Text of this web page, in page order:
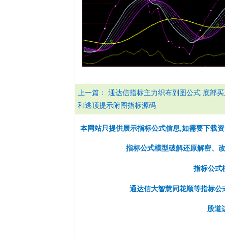
上一篇： 通达信指标主力织布副图公式 底部
和逃顶提示附图指标源码
本网站只提供展示指标公式信息,如需要下载资
指标公式模型破解还原解密、
指标公式
通达信大智慧同花顺等指标
股道